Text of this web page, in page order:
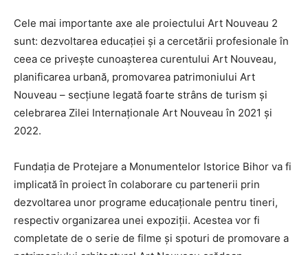
Cele mai importante axe ale proiectului Art Nouveau 2
sunt: dezvoltarea educației și a cercetării profesionale în
ceea ce privește cunoașterea curentului Art Nouveau,
planificarea urbană, promovarea patrimoniului Art
Nouveau – secțiune legată foarte strâns de turism și
celebrarea Zilei Internaționale Art Nouveau în 2021 și
2022.
Fundația de Protejare a Monumentelor Istorice Bihor va fi
implicată în proiect în colaborare cu partenerii prin
dezvoltarea unor programe educaționale pentru tineri,
respectiv organizarea unei expoziții. Acestea vor fi
completate de o serie de filme şi spoturi de promovare a